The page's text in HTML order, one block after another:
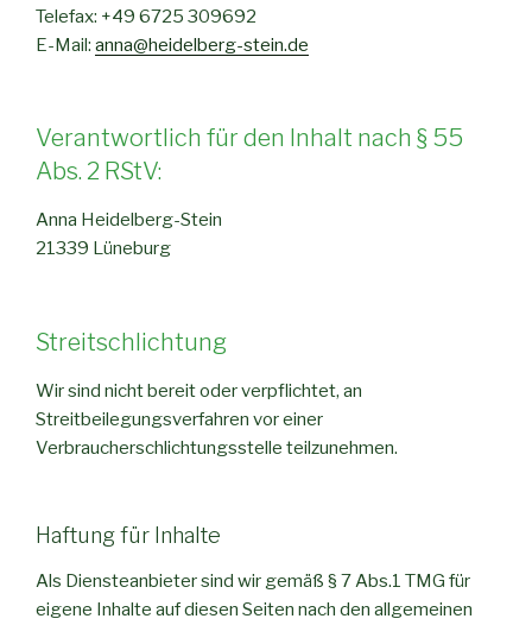
Telefax: +49 6725 309692
E-Mail: anna@heidelberg-stein.de
Verantwortlich für den Inhalt nach § 55
Abs. 2 RStV:
Anna Heidelberg-Stein
21339 Lüneburg
Streitschlichtung
Wir sind nicht bereit oder verpflichtet, an
Streitbeilegungsverfahren vor einer
Verbraucherschlichtungsstelle teilzunehmen.
Haftung für Inhalte
Als Diensteanbieter sind wir gemäß § 7 Abs.1 TMG für
eigene Inhalte auf diesen Seiten nach den allgemeinen